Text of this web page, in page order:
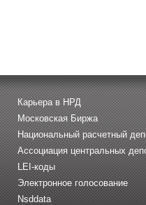
Карьера в НРД
Московская Биржа
Национальный расчетный
Ассоциация центральных
LEI-коды
Электронное голосование
Nsddata